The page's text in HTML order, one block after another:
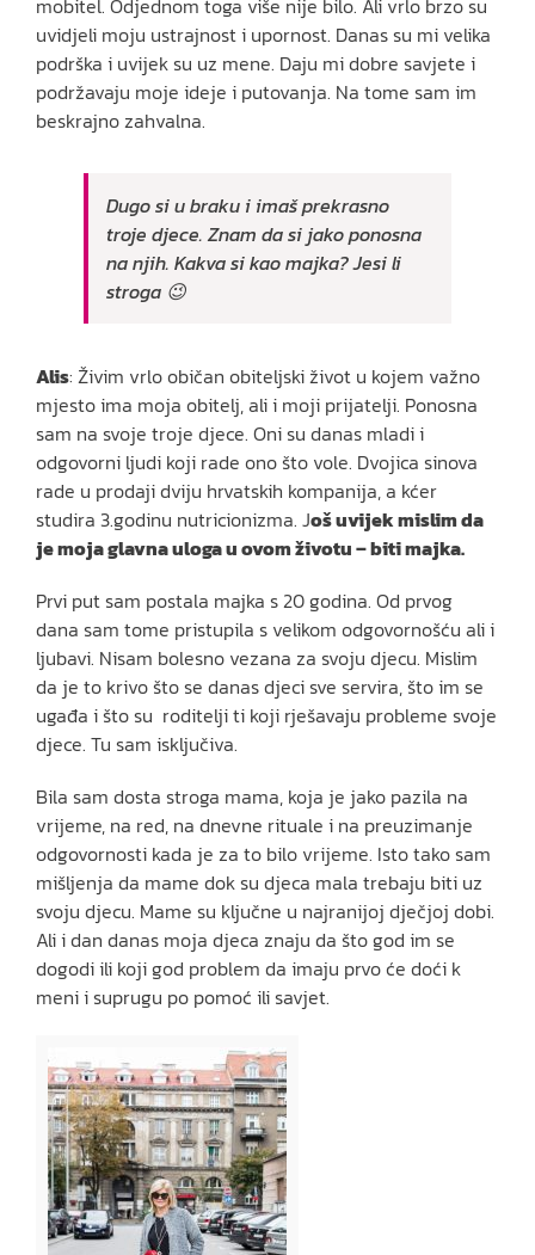
mobitel. Odjednom toga više nije bilo. Ali vrlo brzo su
uvidjeli moju ustrajnost i upornost. Danas su mi velika
podrška i uvijek su uz mene. Daju mi dobre savjete i
podržavaju moje ideje i putovanja. Na tome sam im
beskrajno zahvalna.
Dugo si u braku i imaš prekrasno
troje djece. Znam da si jako ponosna
na njih. Kakva si kao majka? Jesi li
stroga 😉
Alis: Živim vrlo običan obiteljski život u kojem važno
mjesto ima moja obitelj, ali i moji prijatelji. Ponosna
sam na svoje troje djece. Oni su danas mladi i
odgovorni ljudi koji rade ono što vole. Dvojica sinova
rade u prodaji dviju hrvatskih kompanija, a kćer
studira 3.godinu nutricionizma. Još uvijek mislim da
je moja glavna uloga u ovom životu – biti majka.
Prvi put sam postala majka s 20 godina. Od prvog
dana sam tome pristupila s velikom odgovornošću ali i
ljubavi. Nisam bolesno vezana za svoju djecu. Mislim
da je to krivo što se danas djeci sve servira, što im se
ugađa i što su roditelji ti koji rješavaju probleme svoje
djece. Tu sam isključiva.
Bila sam dosta stroga mama, koja je jako pazila na
vrijeme, na red, na dnevne rituale i na preuzimanje
odgovornosti kada je za to bilo vrijeme. Isto tako sam
mišljenja da mame dok su djeca mala trebaju biti uz
svoju djecu. Mame su ključne u najranijoj dječjoj dobi.
Ali i dan danas moja djeca znaju da što god im se
dogodi ili koji god problem da imaju prvo će doći k
meni i suprugu po pomoć ili savjet.